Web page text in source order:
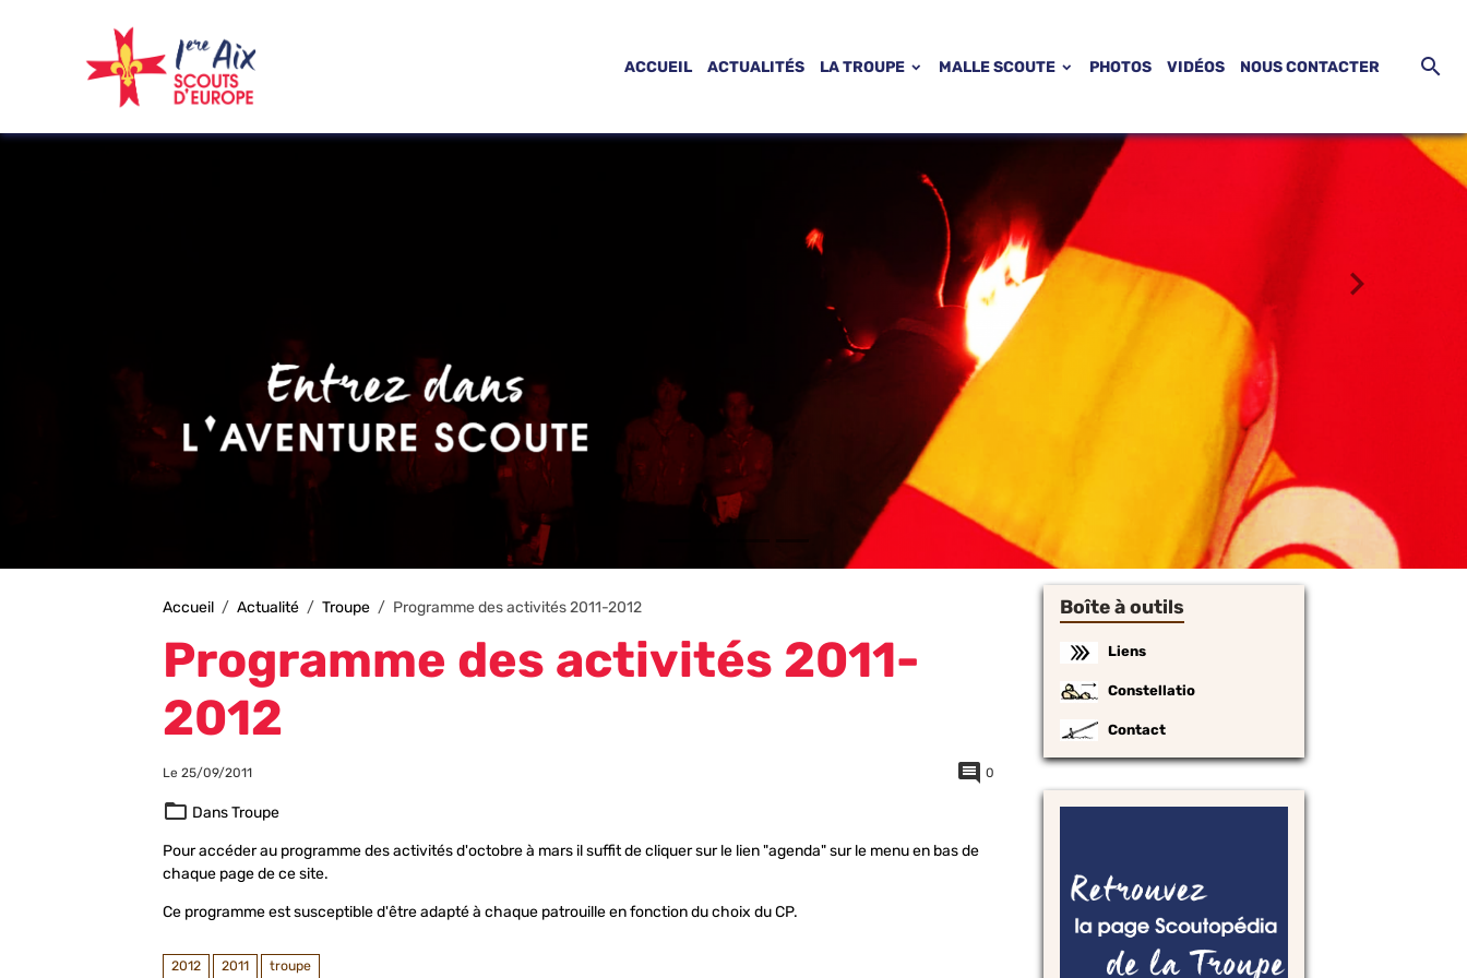
ACCUEIL ACTUALITÉS LA TROUPE MALLE SCOUTE PHOTOS VIDÉOS NOUS CONTACTER
Accueil Actualité Troupe Programme des activités 2011-2012
Programme des activités 2011-
2012
Le 25/09/2011 0
DansTroupe
Pour accéder au programme des activités d'octobre à mars il suffit de cliquer sur le lien "agenda" sur le menu en bas de
chaque page de ce site.
Ce programme est susceptible d'être adapté à chaque patrouille en fonction du choix du CP.
2012 2011 troupe
Boîte à outils
Liens
Constellatio
Contact